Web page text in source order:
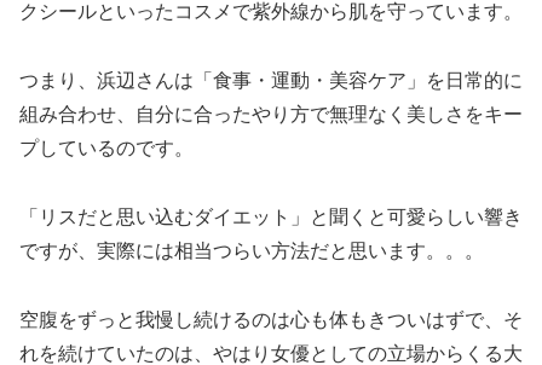
クシールといったコスメで紫外線から肌を守っています。
つまり、浜辺さんは「食事・運動・美容ケア」を日常的に
組み合わせ、自分に合ったやり方で無理なく美しさをキー
プしているのです。
「リスだと思い込むダイエット」と聞くと可愛らしい響き
ですが、実際には相当つらい方法だと思います。。。
空腹をずっと我慢し続けるのは心も体もきついはずで、そ
れを続けていたのは、やはり女優としての立場からくる大